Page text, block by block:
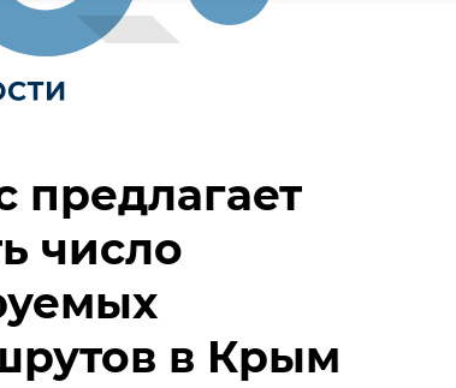
предлагает
число
в Крым